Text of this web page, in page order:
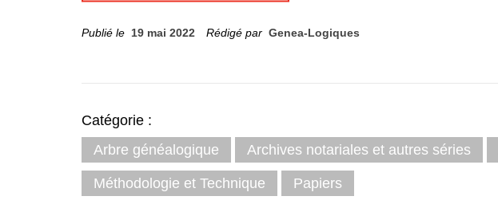
Publié le 19 mai 2022 Rédigé par Genea-Logiques
Catégorie :
Arbre généalogique
Archives notariales et autres séries
Méthodologie et Technique Papiers